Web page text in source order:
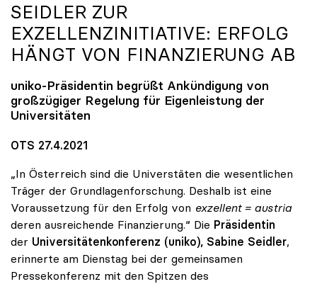
SEIDLER ZUR
EXZELLENZINITIATIVE: ERFOLG
HÄNGT VON FINANZIERUNG AB
uniko-Präsidentin begrüßt Ankündigung von
großzügiger Regelung für Eigenleistung der
Universitäten
OTS 27.4.2021
„In Österreich sind die Universtäten die wesentlichen
Träger der Grundlagenforschung. Deshalb ist eine
Voraussetzung für den Erfolg von exzellent = austria
deren ausreichende Finanzierung.“ Die Präsidentin
der Universitätenkonferenz (uniko), Sabine Seidler,
erinnerte am Dienstag bei der gemeinsamen
Pressekonferenz mit den Spitzen des